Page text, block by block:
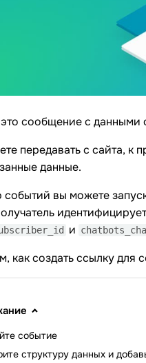
сообщение с данными
передавать с сайта,
данные.
вы можете
и
как создать ссылку для
событие
структуру данных и